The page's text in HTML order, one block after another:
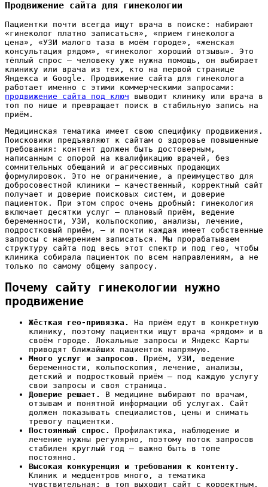
Продвижение сайта для гинекологии
Пациентки почти всегда ищут врача в поиске: набирают
«гинеколог платно записаться», «прием гинеколога
цена», «УЗИ малого таза в моём городе», «женская
консультация рядом», «гинеколог хороший отзывы». Это
тёплый спрос — человеку уже нужна помощь, он выбирает
клинику или врача из тех, кто на первой странице
Яндекса и Google. Продвижение сайта для гинеколога
работает именно с этими коммерческими запросами:
продвижение сайта под ключ выводит клинику или врача в
топ по нише и превращает поиск в стабильную запись на
приём.
Медицинская тематика имеет свою специфику продвижения.
Поисковики предъявляют к сайтам о здоровье повышенные
требования: контент должен быть достоверным,
написанным с опорой на квалификацию врачей, без
сомнительных обещаний и агрессивных продающих
формулировок. Это не ограничение, а преимущество для
добросовестной клиники — качественный, корректный сайт
получает и доверие поисковых систем, и доверие
пациенток. При этом спрос очень дробный: гинекология
включает десятки услуг — плановый приём, ведение
беременности, УЗИ, кольпоскопию, анализы, лечение,
подростковый приём, — и почти каждая имеет собственные
запросы с намерением записаться. Мы прорабатываем
структуру сайта под весь этот спектр и под гео, чтобы
клиника собирала пациенток по всем направлениям, а не
только по самому общему запросу.
Почему сайту гинекологии нужно
продвижение
Жёсткая гео-привязка.
На приём едут в конкретную
клинику, поэтому пациентки ищут врача «рядом» и в
своём городе. Локальные запросы и Яндекс Карты
приводят ближайших пациенток напрямую.
Много услуг и запросов.
Приём, УЗИ, ведение
беременности, кольпоскопия, лечение, анализы,
детский и подростковый приём — под каждую услугу
свои запросы и своя страница.
Доверие решает.
В медицине выбирают по врачам,
отзывам и понятной информации об услугах. Сайт
должен показывать специалистов, цены и снимать
тревогу пациентки.
Постоянный спрос.
Профилактика, наблюдение и
лечение нужны регулярно, поэтому поток запросов
стабилен круглый год — важно быть в топе
постоянно.
Высокая конкуренция и требования к контенту.
Клиник и медцентров много, а тематика
чувствительная: в топ выходит сайт с корректным,